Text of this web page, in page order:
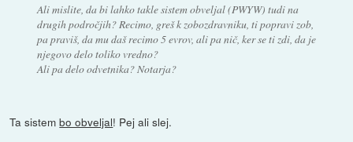
Ali mislite, da bi lahko takle sistem obveljal (PWYW) tudi na
drugih področjih? Recimo, greš k zobozdravniku, ti popravi zob,
pa praviš, da mu daš recimo 5 evrov, ali pa nič, ker se ti zdi, da je
njegovo delo toliko vredno?
Ali pa delo odvetnika? Notarja?
Ta sistembo obveljal! Pej ali slej.